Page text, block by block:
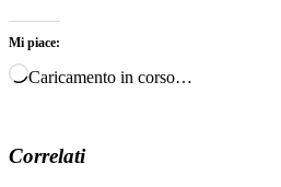
Mi piace:
Caricamento in corso…
Correlati